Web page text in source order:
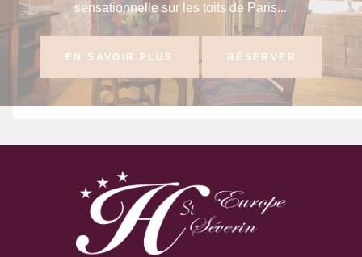
sensationnelle sur les toits de Paris...
EN SAVOIR PLUS RÉSERVER